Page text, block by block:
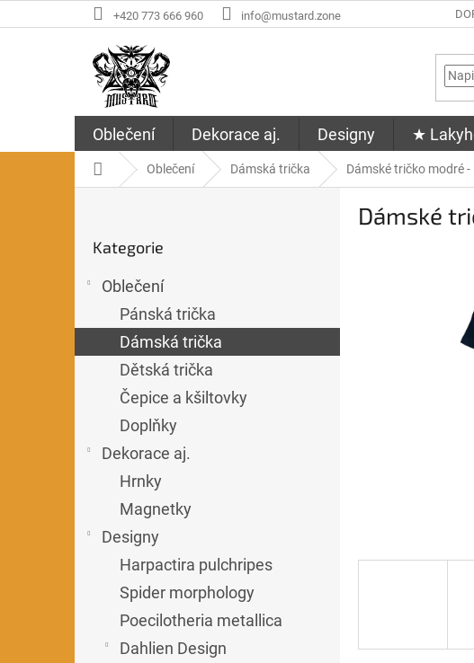
na
+420 773 666 960 info@mustard.zone
Oblečení Dekorace aj. Designy ★
Domů Oblečení Dámská trička Dámské tričko modré
n
í
kategorie
Kategorie
Oblečení
Pánská trička
Dámská trička
Dětská trička
Čepice a kšiltovky
Doplňky
Dekorace aj.
Hrnky
Magnetky
Designy
Harpactira pulchripes
Spider morphology
Poecilotheria metallica
Dahlien Design
Dámské